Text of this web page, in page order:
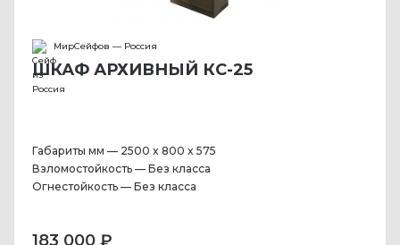
МирСейфов — Россия
ШКАФ АРХИВНЫЙ КС-25
Габариты мм — 2500 x 800 x 575
Взломостойкость — Без класса
Огнестойкость — Без класса
183 000 ₽